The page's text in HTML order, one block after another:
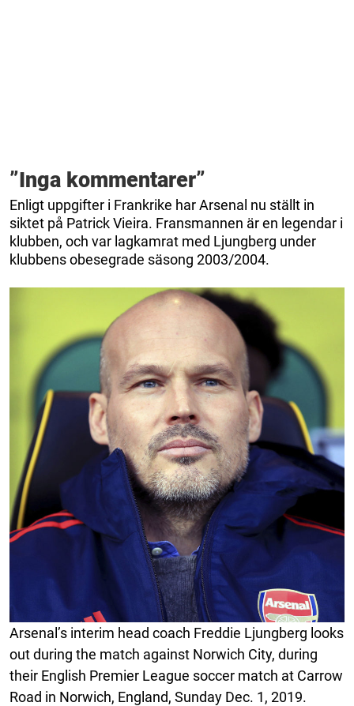
”Inga kommentarer”
Enligt uppgifter i Frankrike har Arsenal nu ställt in
siktet på Patrick Vieira. Fransmannen är en legendar i
klubben, och var lagkamrat med Ljungberg under
klubbens obesegrade säsong 2003/2004.
Arsenal’s interim head coach Freddie Ljungberg looks
out during the match against Norwich City, during
their English Premier League soccer match at Carrow
Road in Norwich, England, Sunday Dec. 1, 2019.